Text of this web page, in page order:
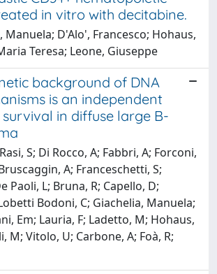
in vitro with decitabine.
Manuela; D'Alo', Francesco; Hohaus,
Teresa; Leone, Giuseppe
background of DNA
is an independent
in diffuse large B-
S; Di Rocco, A; Fabbri, A; Forconi,
A; Franceschetti, S;
Paoli, L; Bruna, R; Capello, D;
Bodoni, C; Giachelia, Manuela;
Em; Lauria, F; Ladetto, M; Hohaus,
M; Vitolo, U; Carbone, A; Foà, R;